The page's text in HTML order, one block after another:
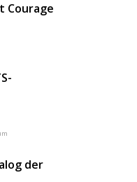
Courage
der